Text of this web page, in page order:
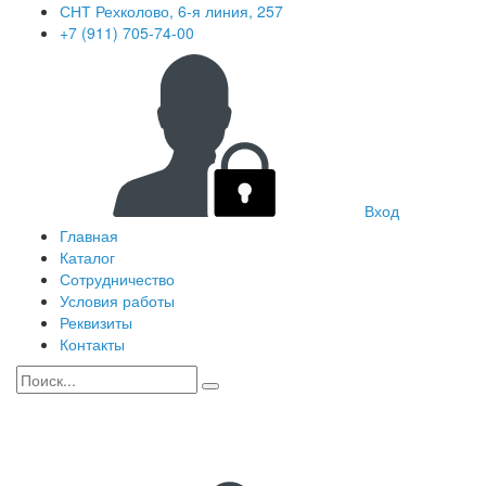
СНТ Рехколово, 6-я линия, 257
+7 (911) 705-74-00
Вход
Главная
Каталог
Сотрудничество
Условия работы
Реквизиты
Контакты